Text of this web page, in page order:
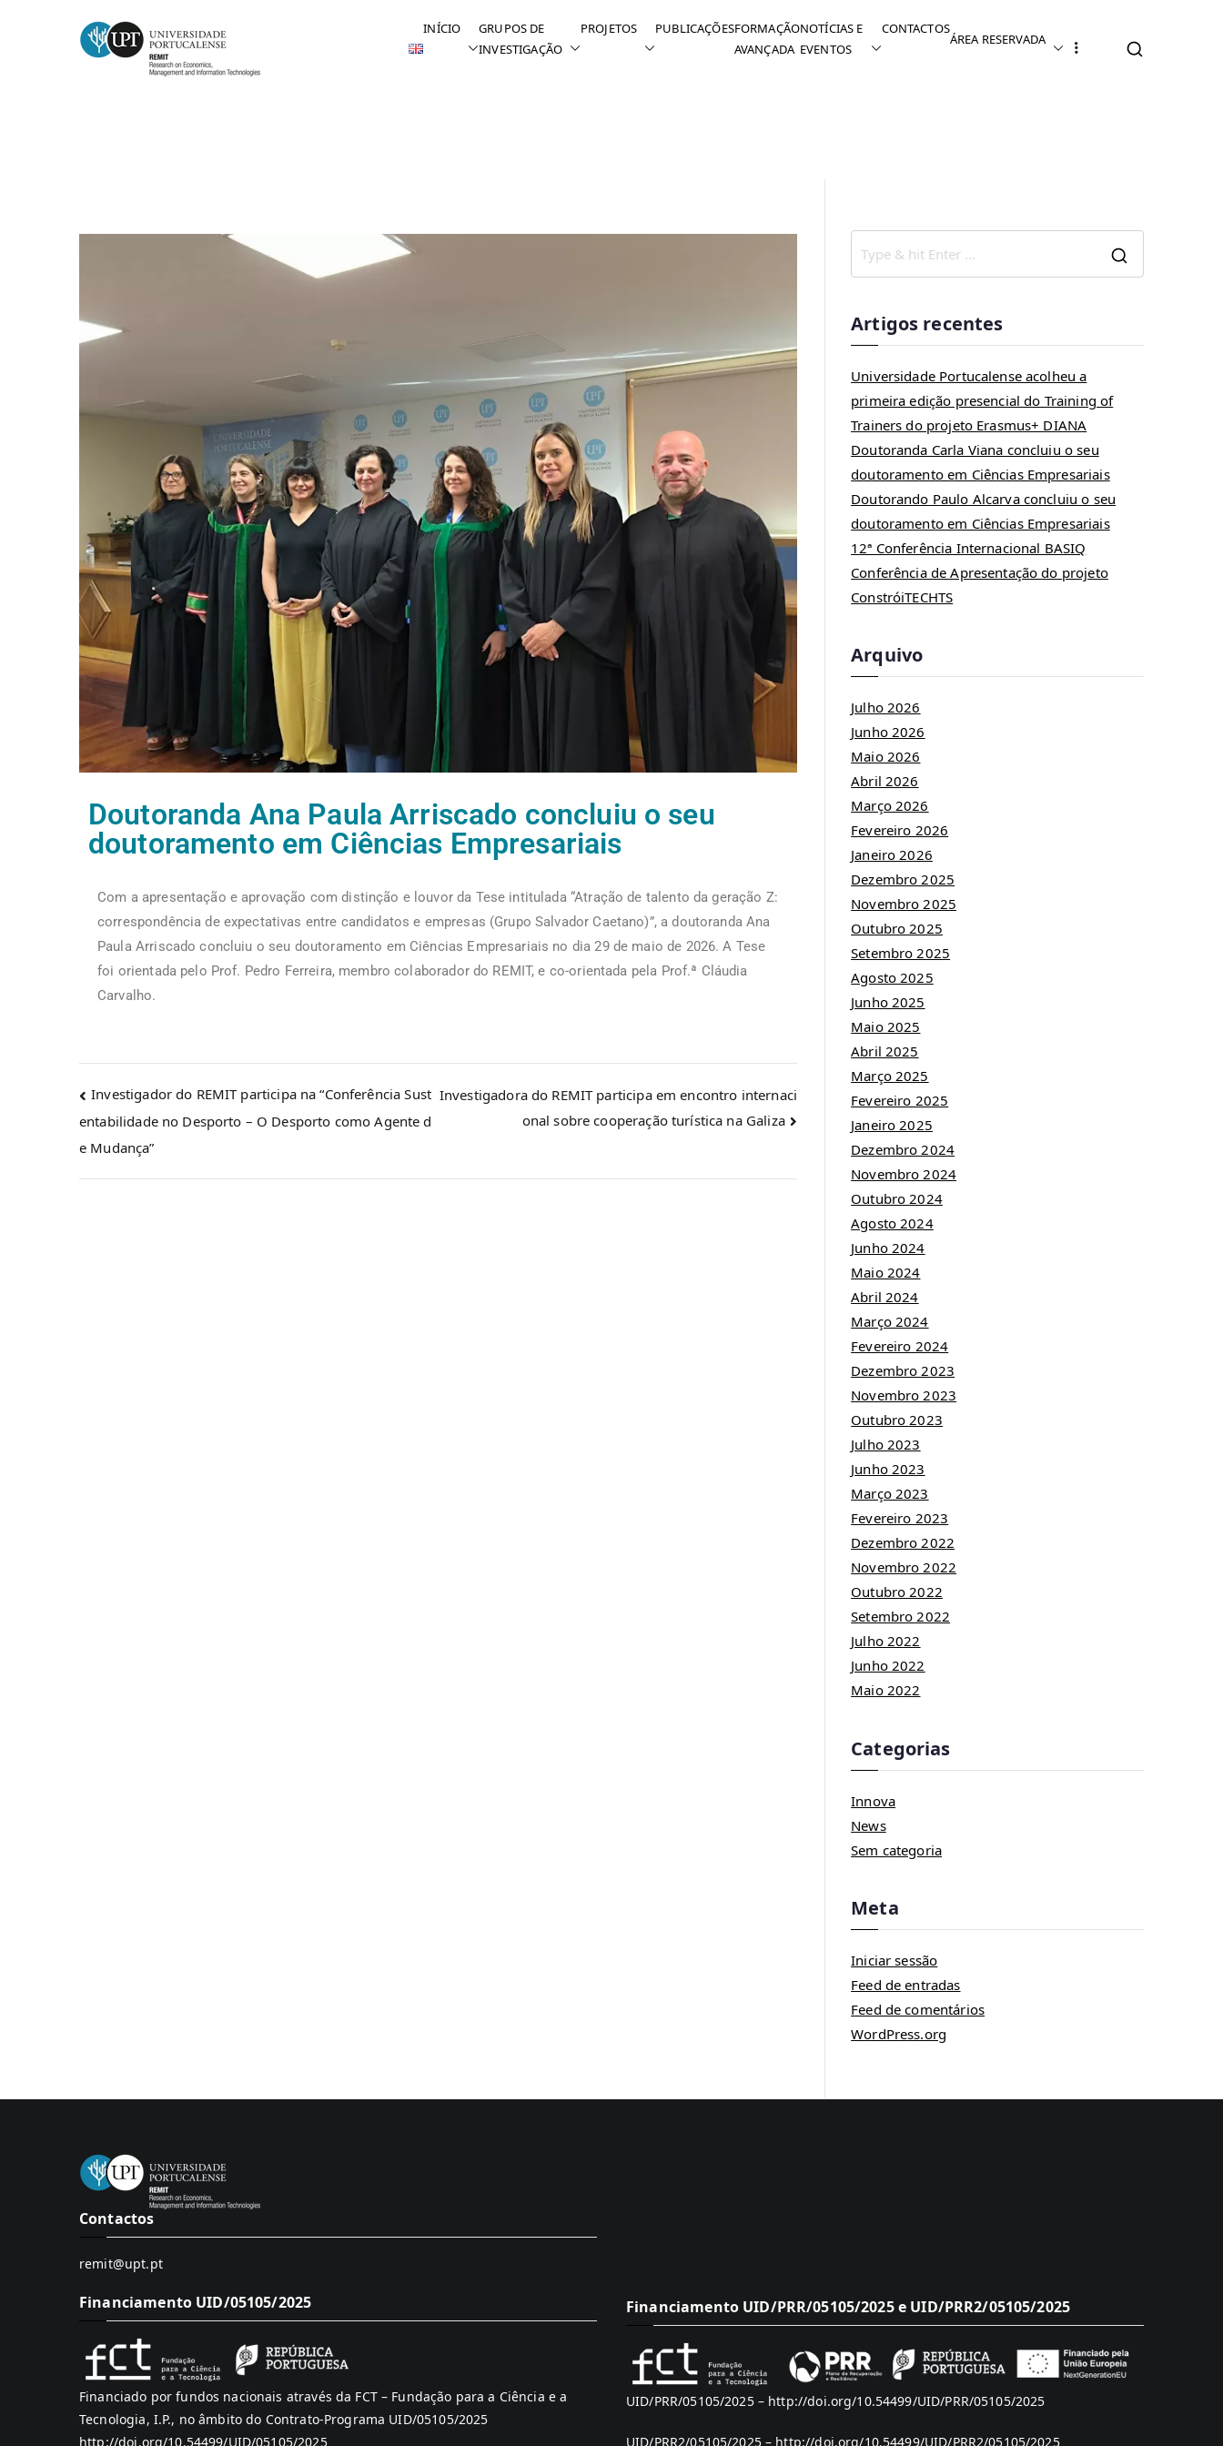
INÍCIO
GRUPOS DE
INVESTIGAÇÃO
PROJETOS PUBLICAÇÕESFORMAÇÃO
AVANÇADA
NOTÍCIAS E
EVENTOS
CONTACTOS
ÁREA RESERVADA
Doutoranda Ana Paula Arriscado concluiu o seu
doutoramento em Ciências Empresariais
Com a apresentação e aprovação com distinção e louvor da Tese intitulada “Atração de talento da geração Z:
correspondência de expectativas entre candidatos e empresas (Grupo Salvador Caetano)”, a doutoranda Ana
Paula Arriscado concluiu o seu doutoramento em Ciências Empresariais no dia 29 de maio de 2026. A Tese
foi orientada pelo Prof. Pedro Ferreira, membro colaborador do REMIT, e co-orientada pela Prof.ª Cláudia
Carvalho.
Investigador do REMIT participa na “Conferência Sust
entabilidade no Desporto – O Desporto como Agente d
e Mudança”
Investigadora do REMIT participa em encontro internaci
onal sobre cooperação turística na Galiza
Artigos recentes
Universidade Portucalense acolheu a
primeira edição presencial do Training of
Trainers do projeto Erasmus+ DIANA
Doutoranda Carla Viana concluiu o seu
doutoramento em Ciências Empresariais
Doutorando Paulo Alcarva concluiu o seu
doutoramento em Ciências Empresariais
12ª Conferência Internacional BASIQ
Conferência de Apresentação do projeto
ConstróiTECHTS
Arquivo
Julho 2026
Junho 2026
Maio 2026
Abril 2026
Março 2026
Fevereiro 2026
Janeiro 2026
Dezembro 2025
Novembro 2025
Outubro 2025
Setembro 2025
Agosto 2025
Junho 2025
Maio 2025
Abril 2025
Março 2025
Fevereiro 2025
Janeiro 2025
Dezembro 2024
Novembro 2024
Outubro 2024
Agosto 2024
Junho 2024
Maio 2024
Abril 2024
Março 2024
Fevereiro 2024
Dezembro 2023
Novembro 2023
Outubro 2023
Julho 2023
Junho 2023
Março 2023
Fevereiro 2023
Dezembro 2022
Novembro 2022
Outubro 2022
Setembro 2022
Julho 2022
Junho 2022
Maio 2022
Categorias
Innova
News
Sem categoria
Meta
Iniciar sessão
Feed de entradas
Feed de comentários
WordPress.org
Contactos
remit@upt.pt
Financiamento UID/05105/2025
Financiado por fundos nacionais através da FCT – Fundação para a Ciência e a
Tecnologia, I.P., no âmbito do Contrato-Programa UID/05105/2025
http://doi.org/10.54499/UID/05105/2025
Financiamento UID/PRR/05105/2025 e UID/PRR2/05105/2025
UID/PRR/05105/2025 – http://doi.org/10.54499/UID/PRR/05105/2025
UID/PRR2/05105/2025 – http://doi.org/10.54499/UID/PRR2/05105/2025